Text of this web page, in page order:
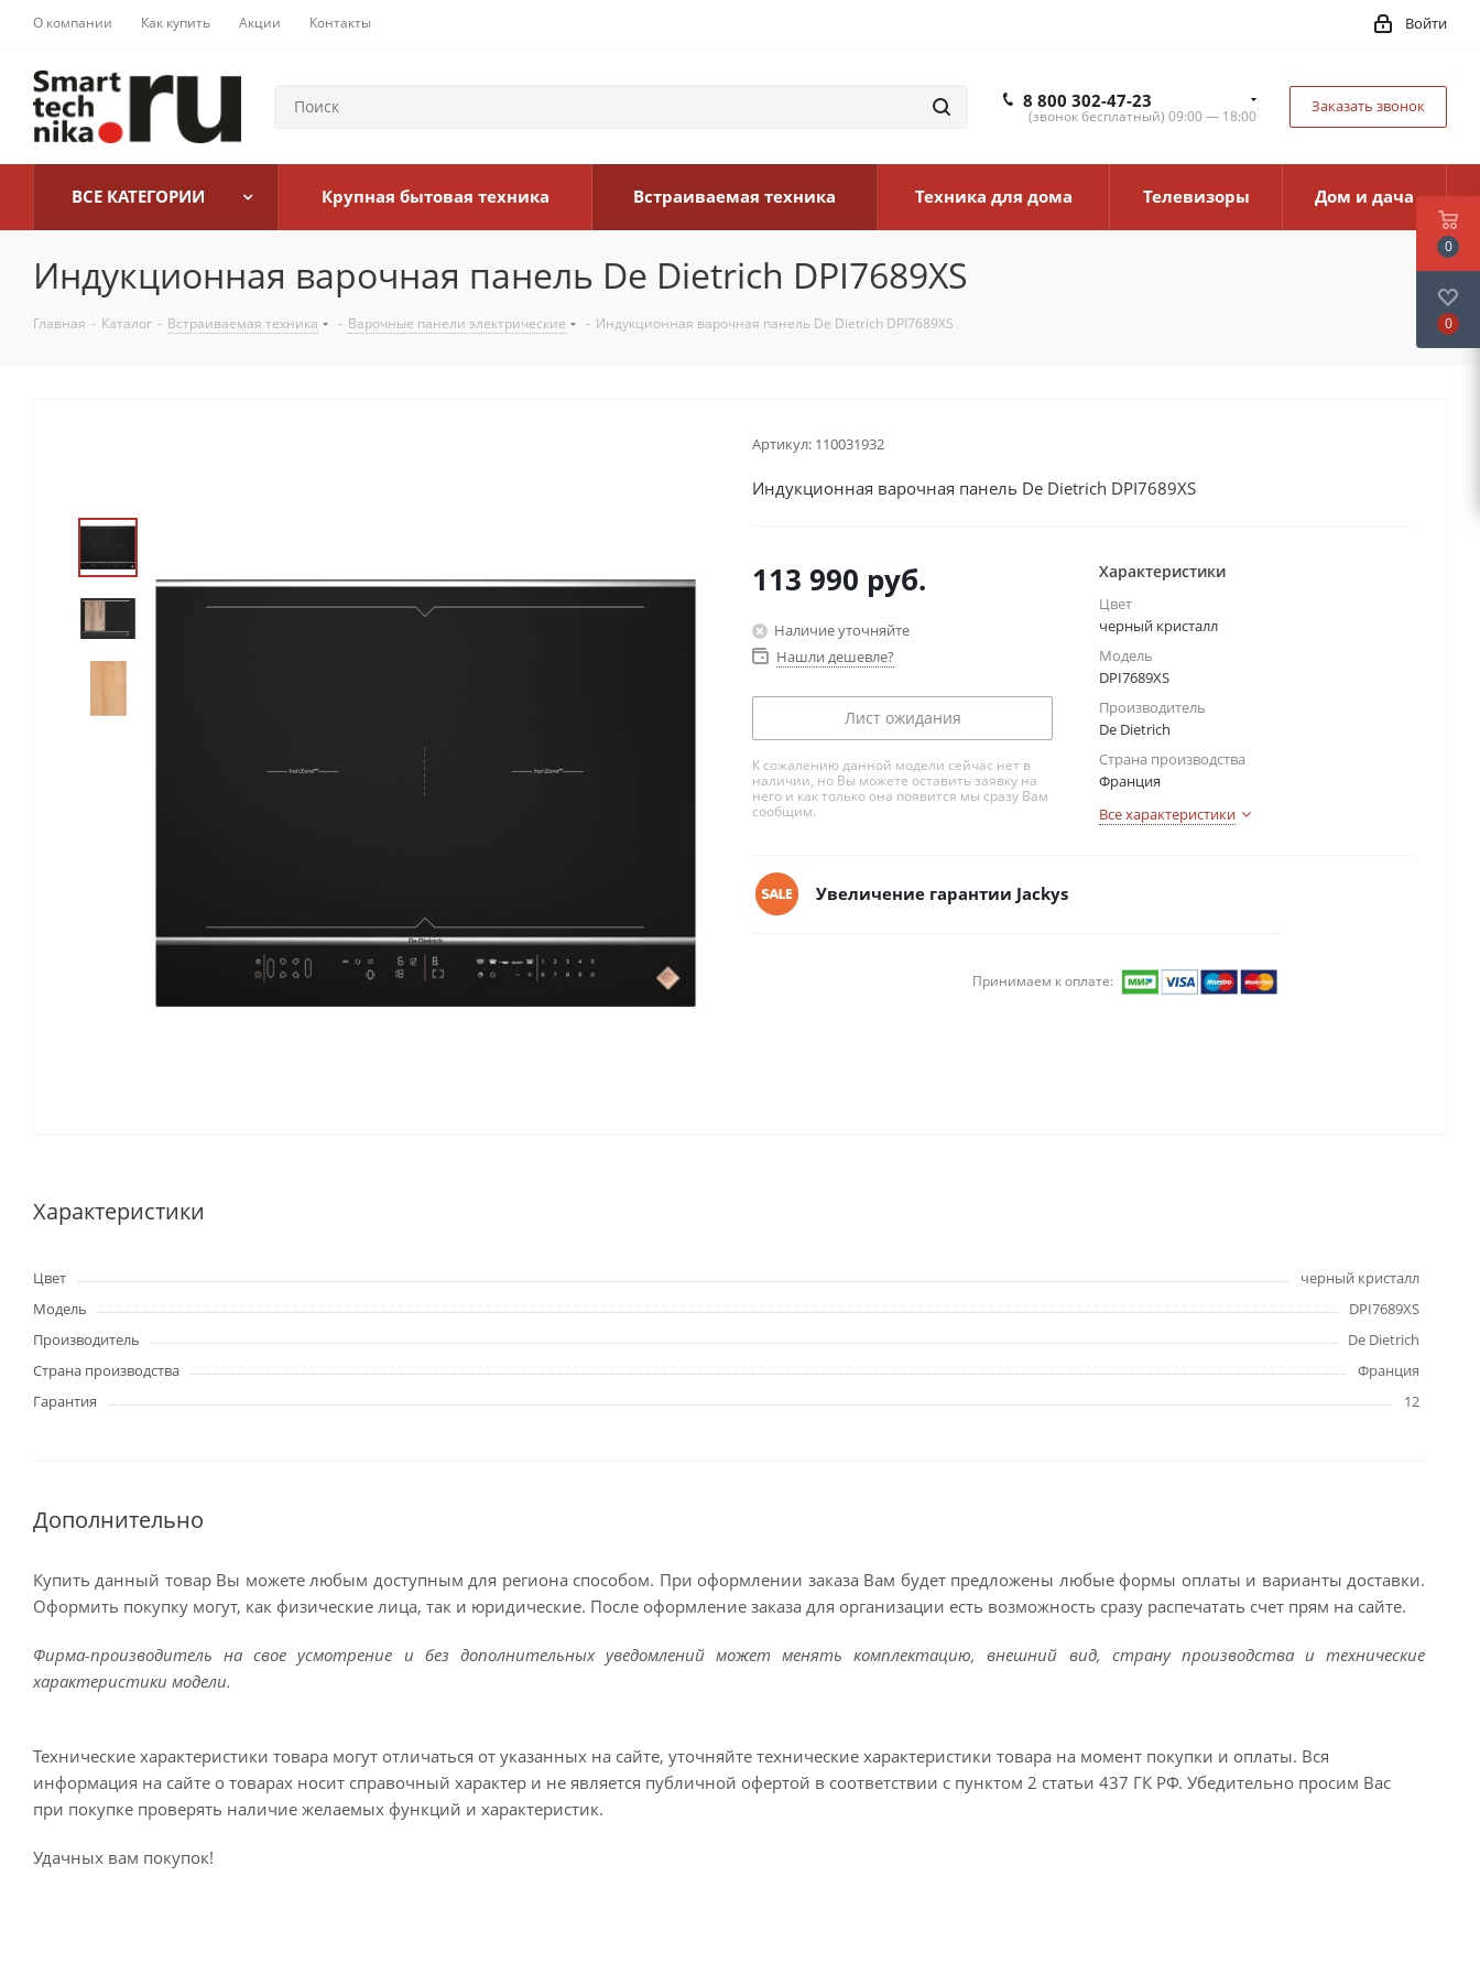
О компании Как купить Акции Контакты Войти
8 800 302-47-23
(звонок бесплатный) 09:00 — 18:00
Заказать звонок
ВСЕ КАТЕГОРИИ Крупная бытовая техника Встраиваемая техника Техника для дома Телевизоры Дом и дача
Индукционная варочная панель De Dietrich DPI7689XS
Главная - Каталог - Встраиваемая техника - Варочные панели электрические - Индукционная варочная панель De Dietrich DPI7689XS
Артикул: 110031932
Индукционная варочная панель De Dietrich DPI7689XS
113 990 руб.
Наличие уточняйте
Нашли дешевле?
Лист ожидания
К сожалению данной модели сейчас нет в
наличии, но Вы можете оставить заявку на
него и как только она появится мы сразу Вам
сообщим.
Характеристики
Цвет
черный кристалл
Модель
DPI7689XS
Производитель
De Dietrich
Страна производства
Франция
Все характеристики
Увеличение гарантии Jackys
Принимаем к оплате:
Характеристики
Цвет
черный кристалл
Модель
DPI7689XS
Производитель
De Dietrich
Страна производства
Франция
Гарантия
12
Дополнительно
Купить данный товар Вы можете любым доступным для региона способом. При оформлении заказа Вам будет предложены любые формы оплаты и варианты доставки.
Оформить покупку могут, как физические лица, так и юридические. После оформление заказа для организации есть возможность сразу распечатать счет прям на сайте.
Фирма-производитель на свое усмотрение и без дополнительных уведомлений может менять комплектацию, внешний вид, страну производства и технические
характеристики модели.
Технические характеристики товара могут отличаться от указанных на сайте, уточняйте технические характеристики товара на момент покупки и оплаты. Вся
информация на сайте о товарах носит справочный характер и не является публичной офертой в соответствии с пунктом 2 статьи 437 ГК РФ. Убедительно просим Вас
при покупке проверять наличие желаемых функций и характеристик.
Удачных вам покупок!
0
0